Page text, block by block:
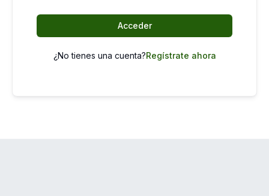
Acceder
¿No tienes una cuenta?Regístrate ahora